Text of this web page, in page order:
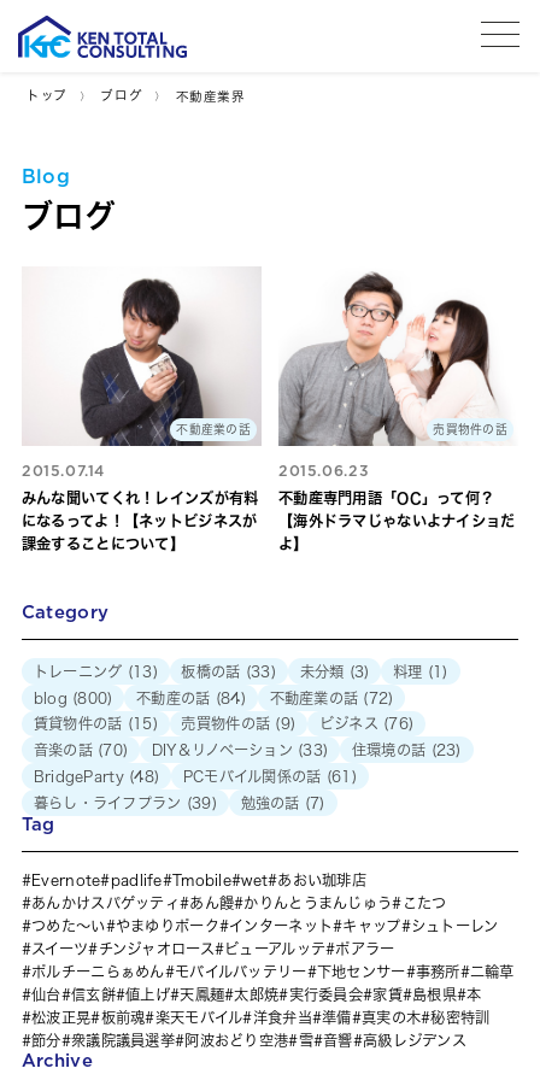
トップ ブログ 不動産業界
Blog
ブログ
不動産業の話
2015.07.14
みんな聞いてくれ！レインズが有料
になるってよ！【ネットビジネスが
課金することについて】
売買物件の話
2015.06.23
不動産専門用語「OC」って何？
【海外ドラマじゃないよナイショだ
よ】
Category
トレーニング (13) 板橋の話 (33) 未分類 (3) 料理 (1)
blog (800) 不動産の話 (84) 不動産業の話 (72)
賃貸物件の話 (15) 売買物件の話 (9) ビジネス (76)
音楽の話(70) DIY＆リノベーション (33) 住環境の話 (23)
BridgeParty(48) PCモバイル関係の話 (61)
暮らし・ライフプラン (39) 勉強の話 (7)
Tag
Evernote padlife Tmobile wet
あおい珈琲店
あんかけスパゲッティ
あん饅 かりんとうまんじゅう
こたつ
つめた～い
やまゆりポーク インターネット キャップ
シュトーレン
スイーツ
チンジャオロース ビューアルッテ
ポアラー
ポルチーニらぁめん
モバイルバッテリー 下地センサー 事務所
二輪草
仙台
信玄餅 値上げ 天鳳麺 太郎焼 実行委員会 家賃 島根県
本
松波正晃
板前魂 楽天モバイル 洋食弁当 準備 真実の木
秘密特訓
節分
衆議院議員選挙 阿波おどり空港 雪 音響 高級レジデンス
Archive